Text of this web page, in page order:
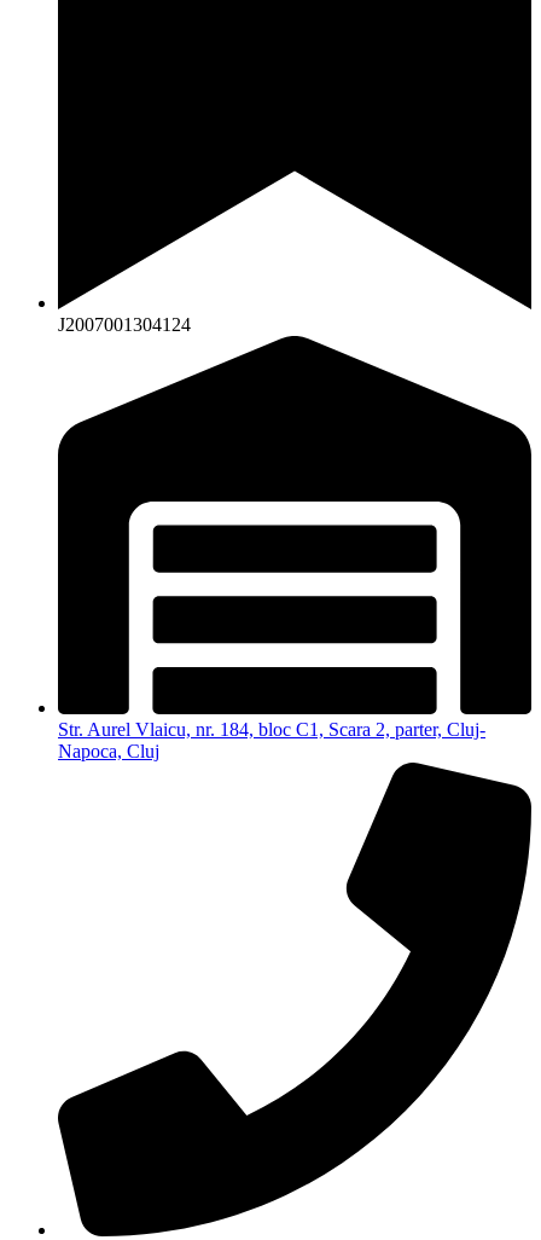
J2007001304124
Str. Aurel Vlaicu, nr. 184, bloc C1, Scara 2, parter, Cluj-
Napoca, Cluj